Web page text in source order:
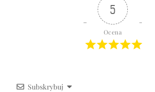
5
Ocena
Subskrybuj